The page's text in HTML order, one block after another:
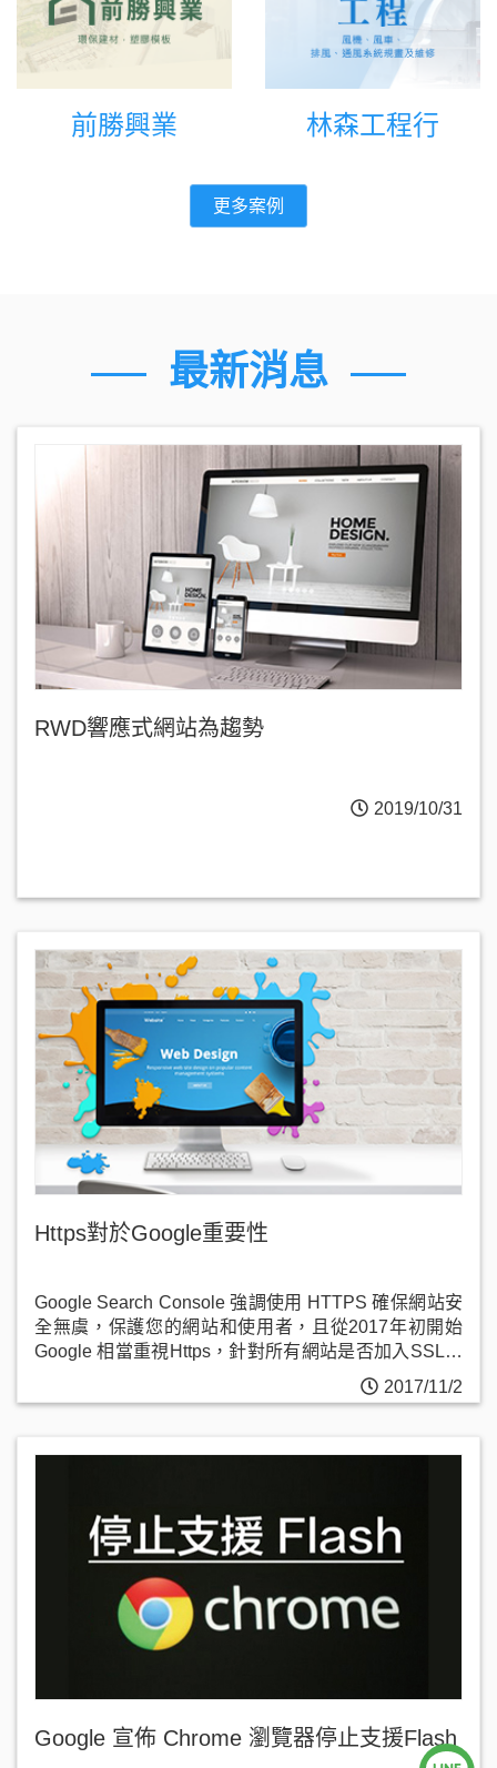
前勝興業 林森工程行
更多案例
最新消息
RWD響應式網站為趨勢
2019/10/31
Https對於Google重要性
Google Search Console 強調使用 HTTPS 確保網站安
全無虞，保護您的網站和使用者，且從2017年初開始
Google 相當重視Https，針對所有網站是否加入SSL安
2017/11/2
Google 宣佈 Chrome 瀏覽器停止支援Flash